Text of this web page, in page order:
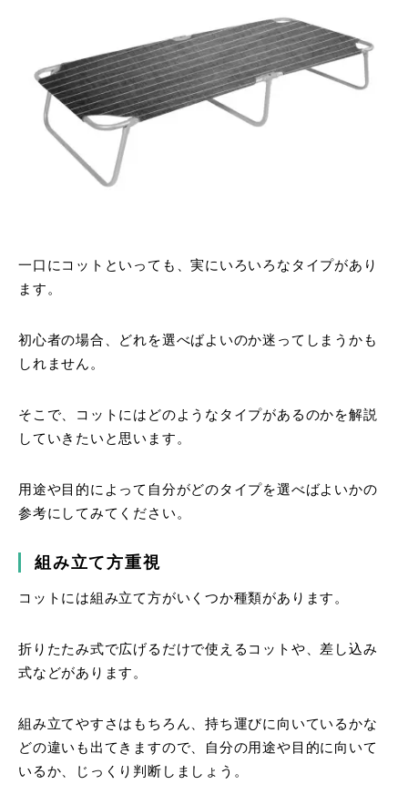
一口にコットといっても、実にいろいろなタイプがあり
ます。
初心者の場合、どれを選べばよいのか迷ってしまうかも
しれません。
そこで、コットにはどのようなタイプがあるのかを解説
していきたいと思います。
用途や目的によって自分がどのタイプを選べばよいかの
参考にしてみてください。
組み立て方重視
コットには組み立て方がいくつか種類があります。
折りたたみ式で広げるだけで使えるコットや、差し込み
式などがあります。
組み立てやすさはもちろん、持ち運びに向いているかな
どの違いも出てきますので、自分の用途や目的に向いて
いるか、じっくり判断しましょう。